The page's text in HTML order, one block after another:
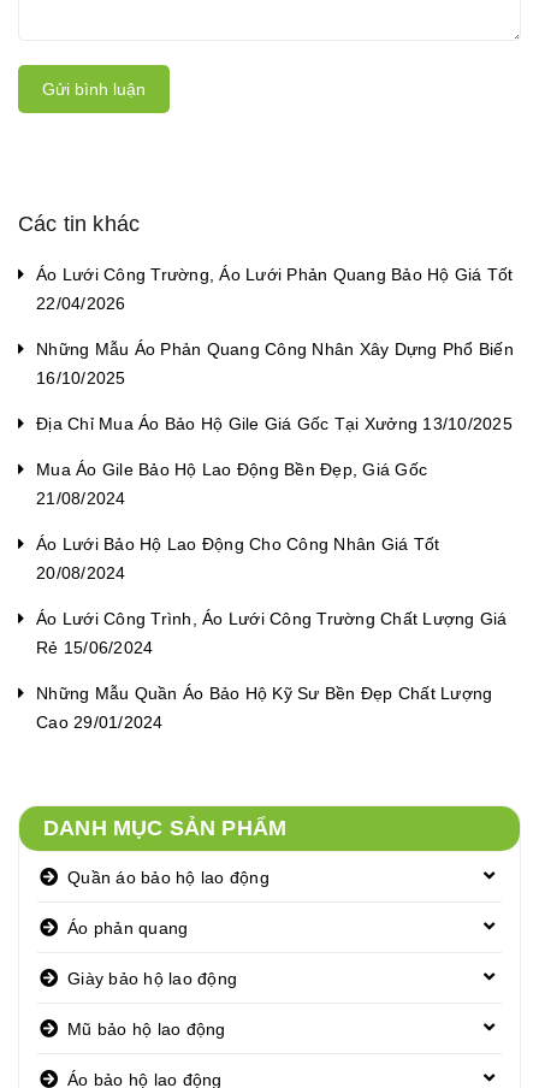
Gửi bình luận
Các tin khác
Áo Lưới Công Trường, Áo Lưới Phản Quang Bảo Hộ Giá Tốt
22/04/2026
Những Mẫu Áo Phản Quang Công Nhân Xây Dựng Phổ Biến
16/10/2025
Địa Chỉ Mua Áo Bảo Hộ Gile Giá Gốc Tại Xưởng 13/10/2025
Mua Áo Gile Bảo Hộ Lao Động Bền Đẹp, Giá Gốc
21/08/2024
Áo Lưới Bảo Hộ Lao Động Cho Công Nhân Giá Tốt
20/08/2024
Áo Lưới Công Trình, Áo Lưới Công Trường Chất Lượng Giá
Rẻ 15/06/2024
Những Mẫu Quần Áo Bảo Hộ Kỹ Sư Bền Đẹp Chất Lượng
Cao 29/01/2024
DANH MỤC SẢN PHẨM
Quần áo bảo hộ lao động
Áo phản quang
Giày bảo hộ lao động
Mũ bảo hộ lao động
Áo bảo hộ lao động